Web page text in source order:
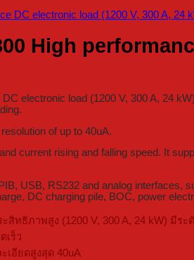
High
electronic load (1200 V, 300 A, 24
of up to 40uA.
current rising and falling speed. It
USB, RS232 and analog
DC charging pile, BOC, power
สิทธิภาพสูง (1200 V, 300 A, 24 kW) มี
เร็ว
เอียดสูงสุด 40uA